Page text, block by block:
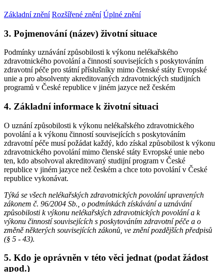
Základní znění Rozšířené znění Úplné znění
3. Pojmenování (název) životní situace
Podmínky uznávání způsobilosti k výkonu nelékařského
zdravotnického povolání a činností souvisejících s poskytováním
zdravotní péče pro státní příslušníky mimo členské státy Evropské
unie a pro absolventy akreditovaných zdravotnických studijních
programů v České republice v jiném jazyce než českém
4. Základní informace k životní situaci
O uznání způsobilosti k výkonu nelékařského zdravotnického
povolání a k výkonu činností souvisejících s poskytováním
zdravotní péče musí požádat každý, kdo získal způsobilost k výkonu
zdravotnického povolání mimo členské státy Evropské unie nebo
ten, kdo absolvoval akreditovaný studijní program v České
republice v jiném jazyce než českém a chce toto povolání v České
republice vykonávat.
Týká se všech nelékařských zdravotnických povolání upravených
zákonem č. 96/2004 Sb., o podmínkách získávání a uznávání
způsobilosti k výkonu nelékařských zdravotnických povolání a k
výkonu činností souvisejících s poskytováním zdravotní péče a o
změně některých souvisejících zákonů, ve znění pozdějších předpisů
(§ 5 - 43).
5. Kdo je oprávněn v této věci jednat (podat žádost
apod.)